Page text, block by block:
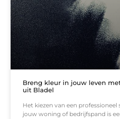
Breng kleur in jouw leven
uit Bladel
Het kiezen van een
jouw woning of bedrijfspand is